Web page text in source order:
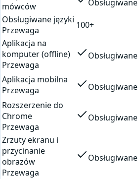
mówców
Obsługiwane
Obsługiwane języki
Przewaga
100+
Aplikacja na
komputer (offline)
Przewaga
Obsługiwane
Aplikacja mobilna
Przewaga
Obsługiwane
Rozszerzenie do
Chrome
Przewaga
Obsługiwane
Zrzuty ekranu i
przycinanie
obrazów
Przewaga
Obsługiwane